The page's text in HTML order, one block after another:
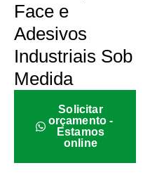
Face e
Adesivos
Industriais Sob
Medida
Solicitar
orçamento -
Estamos
online